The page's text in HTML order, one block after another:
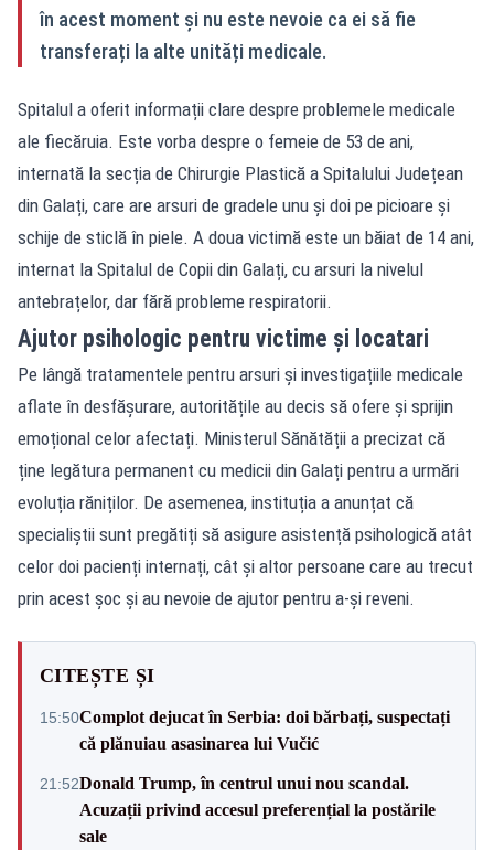
în acest moment și nu este nevoie ca ei să fie
transferați la alte unități medicale.
Spitalul a oferit informații clare despre problemele medicale
ale fiecăruia. Este vorba despre o femeie de 53 de ani,
internată la secția de Chirurgie Plastică a Spitalului Județean
din Galați, care are arsuri de gradele unu și doi pe picioare și
schije de sticlă în piele. A doua victimă este un băiat de 14 ani,
internat la Spitalul de Copii din Galați, cu arsuri la nivelul
antebrațelor, dar fără probleme respiratorii.
Ajutor psihologic pentru victime și locatari
Pe lângă tratamentele pentru arsuri și investigațiile medicale
aflate în desfășurare, autoritățile au decis să ofere și sprijin
emoțional celor afectați. Ministerul Sănătății a precizat că
ține legătura permanent cu medicii din Galați pentru a urmări
evoluția răniților. De asemenea, instituția a anunțat că
specialiștii sunt pregătiți să asigure asistență psihologică atât
celor doi pacienți internați, cât și altor persoane care au trecut
prin acest șoc și au nevoie de ajutor pentru a-și reveni.
CITEȘTE ȘI
15:50Complot dejucat în Serbia: doi bărbați, suspectați
că plănuiau asasinarea lui Vučić
21:52Donald Trump, în centrul unui nou scandal.
Acuzații privind accesul preferențial la postările
sale